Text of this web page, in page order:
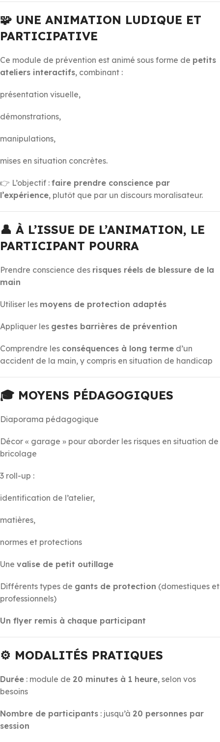
🧩 UNE ANIMATION LUDIQUE ET
PARTICIPATIVE
Ce module de prévention est animé sous forme de petits
ateliers interactifs, combinant :
présentation visuelle,
démonstrations,
manipulations,
mises en situation concrètes.
👉 L’objectif : faire prendre conscience par
l’expérience, plutôt que par un discours moralisateur.
👤 À L’ISSUE DE L’ANIMATION, LE
PARTICIPANT POURRA
Prendre conscience des risques réels de blessure de la
main
Utiliser les moyens de protection adaptés
Appliquer les gestes barrières de prévention
Comprendre les conséquences à long terme d’un
accident de la main, y compris en situation de handicap
🎓 MOYENS PÉDAGOGIQUES
Diaporama pédagogique
Décor « garage » pour aborder les risques en situation de
bricolage
3 roll-up :
identification de l’atelier,
matières,
normes et protections
Une valise de petit outillage
Différents types de gants de protection (domestiques et
professionnels)
Un flyer remis à chaque participant
⚙️ MODALITÉS PRATIQUES
Durée : module de 20 minutes à 1 heure, selon vos
besoins
Nombre de participants : jusqu’à 20 personnes par
session